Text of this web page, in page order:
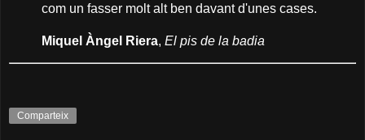
com un fasser molt alt ben davant d'unes cases.
Miquel Àngel Riera, El pis de la badia
Comparteix